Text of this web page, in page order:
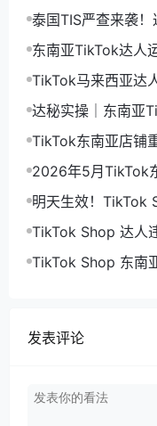
达人营销高效打爆
泰国TIS严查来袭
建联有效转化率
东南亚TikTok达人
TikTok马来西亚达
道，如何精准落地
达秘实操｜东南亚
高效起量
TikTok东南亚店铺
依托达秘高效提转
2026年5月TikTok
具助力商家轻松达
明天生效！TikTok
“Nik3”写Nike直接
TikTok Shop 达人
解
TikTok Shop 东南
发表评论